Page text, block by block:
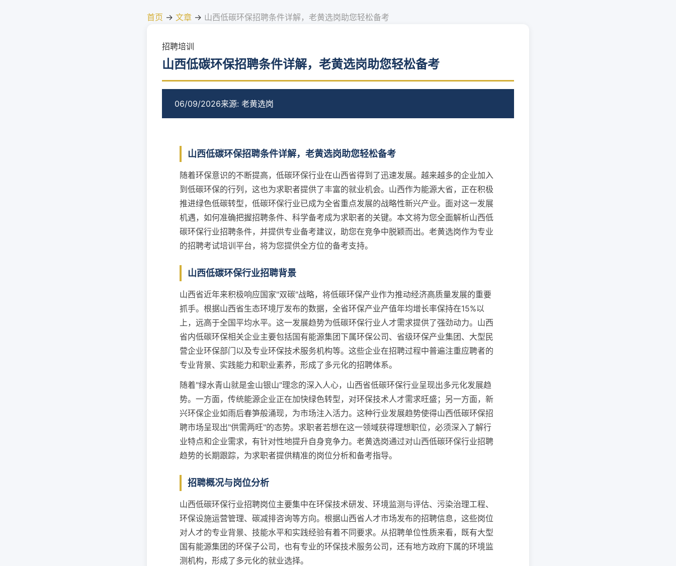
首页 → 文章 → 山西低碳环保招聘条件详解，老黄选岗助您轻松备考
招聘培训
山西低碳环保招聘条件详解，老黄选岗助您轻松备考
06/09/2026来源: 老黄选岗
山西低碳环保招聘条件详解，老黄选岗助您轻松备考
随着环保意识的不断提高，低碳环保行业在山西省得到了迅速发展。越来越多的企业加入
到低碳环保的行列，这也为求职者提供了丰富的就业机会。山西作为能源大省，正在积极
推进绿色低碳转型，低碳环保行业已成为全省重点发展的战略性新兴产业。面对这一发展
机遇，如何准确把握招聘条件、科学备考成为求职者的关键。本文将为您全面解析山西低
碳环保行业招聘条件，并提供专业备考建议，助您在竞争中脱颖而出。老黄选岗作为专业
的招聘考试培训平台，将为您提供全方位的备考支持。
山西低碳环保行业招聘背景
山西省近年来积极响应国家"双碳"战略，将低碳环保产业作为推动经济高质量发展的重要
抓手。根据山西省生态环境厅发布的数据，全省环保产业产值年均增长率保持在15%以
上，远高于全国平均水平。这一发展趋势为低碳环保行业人才需求提供了强劲动力。山西
省内低碳环保相关企业主要包括国有能源集团下属环保公司、省级环保产业集团、大型民
营企业环保部门以及专业环保技术服务机构等。这些企业在招聘过程中普遍注重应聘者的
专业背景、实践能力和职业素养，形成了多元化的招聘体系。
随着"绿水青山就是金山银山"理念的深入人心，山西省低碳环保行业呈现出多元化发展趋
势。一方面，传统能源企业正在加快绿色转型，对环保技术人才需求旺盛；另一方面，新
兴环保企业如雨后春笋般涌现，为市场注入活力。这种行业发展趋势使得山西低碳环保招
聘市场呈现出"供需两旺"的态势。求职者若想在这一领域获得理想职位，必须深入了解行
业特点和企业需求，有针对性地提升自身竞争力。老黄选岗通过对山西低碳环保行业招聘
趋势的长期跟踪，为求职者提供精准的岗位分析和备考指导。
招聘概况与岗位分析
山西低碳环保行业招聘岗位主要集中在环保技术研发、环境监测与评估、污染治理工程、
环保设施运营管理、碳减排咨询等方向。根据山西省人才市场发布的招聘信息，这些岗位
对人才的专业背景、技能水平和实践经验有着不同要求。从招聘单位性质来看，既有大型
国有能源集团的环保子公司，也有专业的环保技术服务公司，还有地方政府下属的环境监
测机构，形成了多元化的就业选择。